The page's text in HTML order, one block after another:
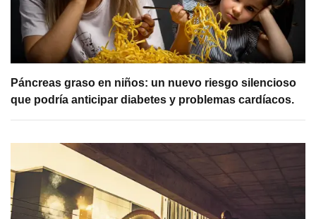
Páncreas graso en niños: un nuevo riesgo silencioso
que podría anticipar diabetes y problemas cardíacos.